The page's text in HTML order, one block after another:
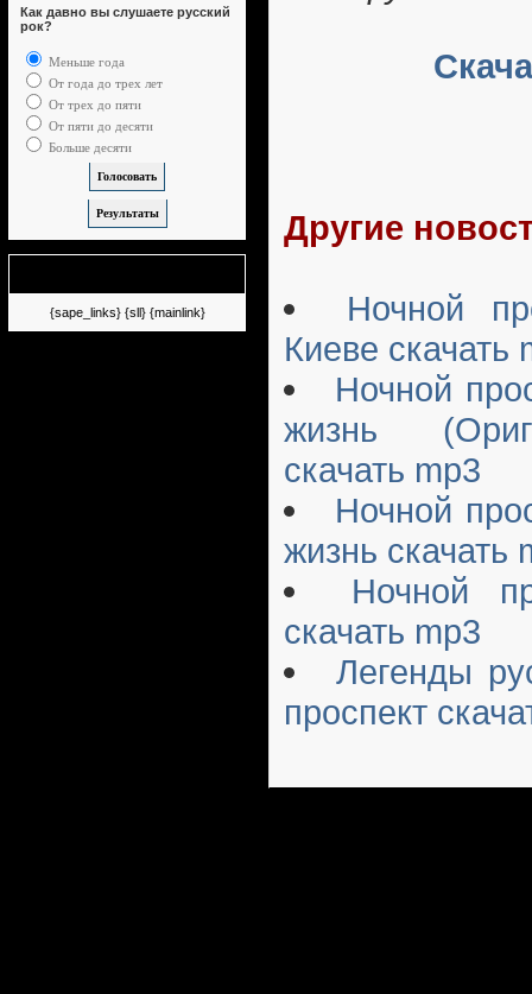
Как давно вы слушаете русский
рок?
Меньше года
От года до трех лет
От трех до пяти
От пяти до десяти
Больше десяти
{sape_links} {sll} {mainlink}
Другие
Ночной
Киеве скачать
Ночной
жизнь
скачать mp3
Ночной
жизнь скачать
Ночной
скачать mp3
Легенды
проспект